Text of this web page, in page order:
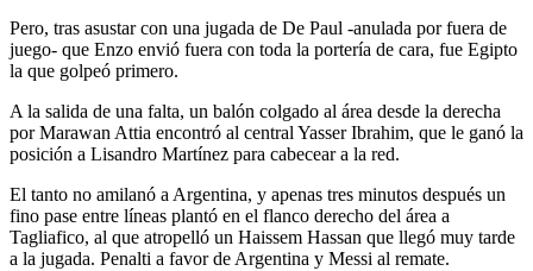
Pero, tras asustar con una jugada de De Paul -anulada por fuera de
juego- que Enzo envió fuera con toda la portería de cara, fue Egipto
la que golpeó primero.
A la salida de una falta, un balón colgado al área desde la derecha
por Marawan Attia encontró al central Yasser Ibrahim, que le ganó la
posición a Lisandro Martínez para cabecear a la red.
El tanto no amilanó a Argentina, y apenas tres minutos después un
fino pase entre líneas plantó en el flanco derecho del área a
Tagliafico, al que atropelló un Haissem Hassan que llegó muy tarde
a la jugada. Penalti a favor de Argentina y Messi al remate.